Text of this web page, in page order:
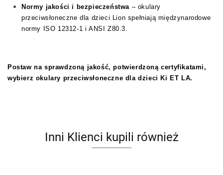
Normy jakości i bezpieczeństwa – okulary
przeciwsłoneczne dla dzieci Lion spełniają międzynarodowe
normy ISO 12312-1 i ANSI Z80.3.
Postaw na sprawdzoną jakość, potwierdzoną certyfikatami,
wybierz okulary przeciwsłoneczne dla dzieci Ki ET LA.
Inni Klienci kupili również